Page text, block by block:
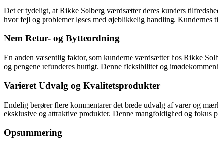
Det er tydeligt, at Rikke Solberg værdsætter deres kunders
hvor fejl og problemer løses med øjeblikkelig handling. Kundernes
Nem Retur- og Bytteordning
En anden væsentlig faktor, som kunderne værdsætter hos Rikke
og pengene refunderes hurtigt. Denne fleksibilitet og
Varieret Udvalg og Kvalitetsprodukter
Endelig berører flere kommentarer det brede udvalg af varer og
eksklusive og attraktive produkter. Denne mangfoldighed og fokus
Opsummering